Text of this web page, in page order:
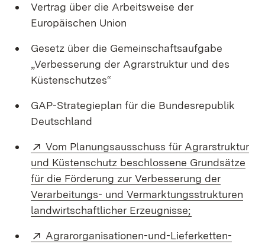
Vertrag über die Arbeitsweise der
Europäischen Union
Gesetz über die Gemeinschaftsaufgabe
„Verbesserung der Agrarstruktur und des
Küstenschutzes“
GAP-Strategieplan für die Bundesrepublik
Deutschland
Extern:
Vom Planungsausschuss für Agrarstruktur
und Küstenschutz beschlossene Grundsätze
für die Förderung zur Verbesserung der
Verarbeitungs- und Vermarktungsstrukturen
landwirtschaftlicher Erzeugnisse;
Extern:
Agrarorganisationen-und-Lieferketten-